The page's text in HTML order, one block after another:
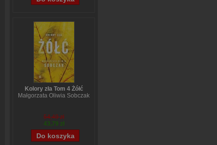
Kolory zła Tom 4 Żółć
Małgorzata Oliwia Sobczak
54,49 zł
43,79 zł